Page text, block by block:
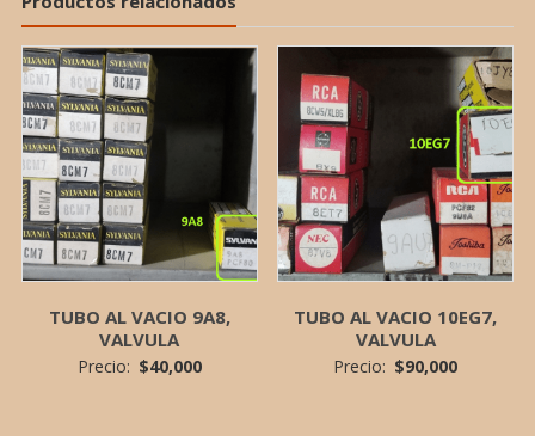
TUBO AL VACIO 9A8,
VALVULA
Precio: $40,000
TUBO AL VACIO 10EG7,
VALVULA
Precio: $90,000